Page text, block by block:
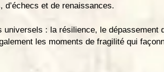
et de renaissances.
: la résilience, le dépassement
les moments de fragilité qui